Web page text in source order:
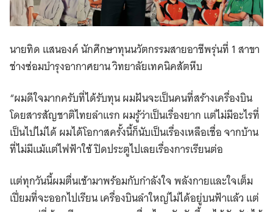
นายทิด แสนองค์ นักศึกษาทุนนวัตกรรมสายอาชีพรุ่นที่ 1 สาขา
ช่างซ่อมบำรุงอากาศยาน วิทยาลัยเทคนิคสัตหีบ
“ผมดีใจมากครับที่ได้รับทุน ผมฝันจะเป็นคนที่สร้างเครื่องบิน
โดยสารสัญชาติไทยลำแรก ผมรู้ว่าเป็นเรื่องยาก แต่ไม่มีอะไรที่
เป็นไปไม่ได้ ผมได้โอกาสครั้งนี้ก็นับเป็นเรื่องเหลือเชื่อ จากบ้าน
ที่ไม่มีแม้แต่ไฟฟ้าใช้ ปิดประตูไปเลยเรื่องการเรียนต่อ
แต่ทุกวันนี้ผมตื่นเช้ามาพร้อมกับกำลังใจ พลังกายและใจเต็ม
เปี่ยมที่จะออกไปเรียน เครื่องบินลำใหญ่ไม่ได้อยู่บนฟ้าแล้ว แต่